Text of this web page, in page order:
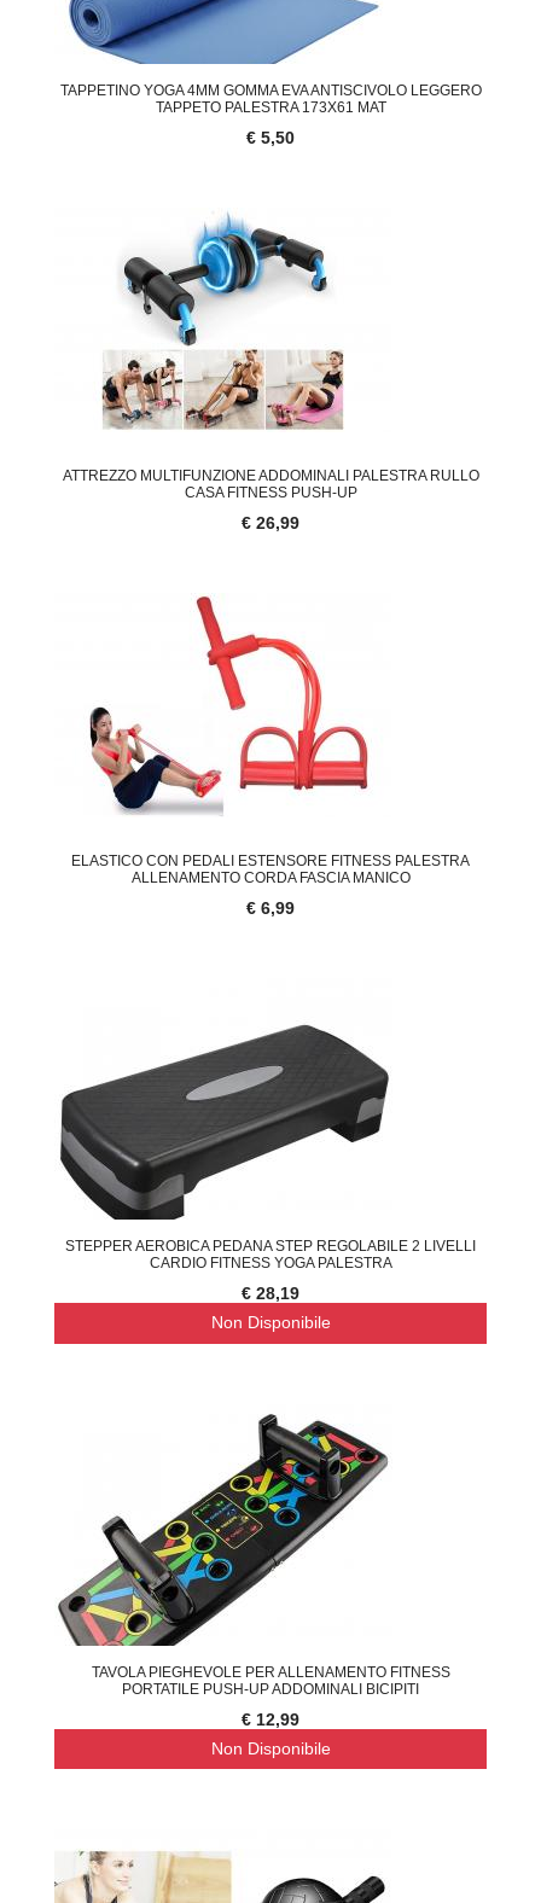
TAPPETINO YOGA 4MM GOMMA EVA ANTISCIVOLO LEGGERO
TAPPETO PALESTRA 173X61 MAT
€ 5,50
ATTREZZO MULTIFUNZIONE ADDOMINALI PALESTRA RULLO
CASA FITNESS PUSH-UP
€ 26,99
ELASTICO CON PEDALI ESTENSORE FITNESS PALESTRA
ALLENAMENTO CORDA FASCIA MANICO
€ 6,99
STEPPER AEROBICA PEDANA STEP REGOLABILE 2 LIVELLI
CARDIO FITNESS YOGA PALESTRA
€ 28,19
Non Disponibile
TAVOLA PIEGHEVOLE PER ALLENAMENTO FITNESS
PORTATILE PUSH-UP ADDOMINALI BICIPITI
€ 12,99
Non Disponibile